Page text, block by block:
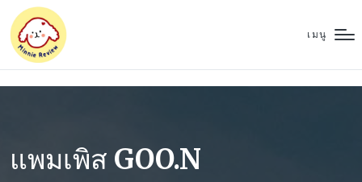
เมนู
แพมเพิส GOO.N